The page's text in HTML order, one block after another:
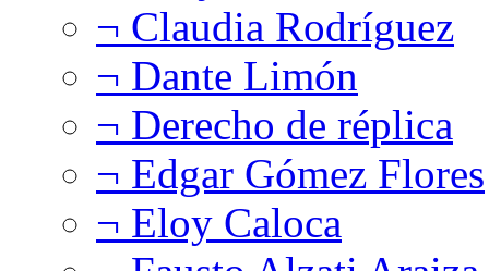
¬ Claudia Rodríguez
¬ Dante Limón
¬ Derecho de réplica
¬ Edgar Gómez Flores
¬ Eloy Caloca